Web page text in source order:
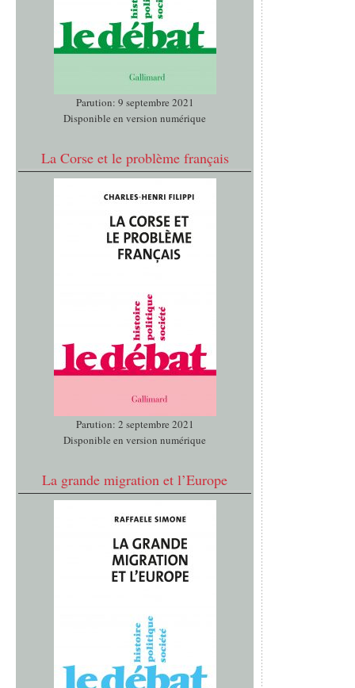
Parution: 9 septembre 2021
Disponible en version numérique
La Corse et le problème français
Parution: 2 septembre 2021
Disponible en version numérique
La grande migration et l’Europe